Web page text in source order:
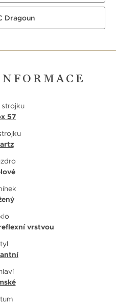
Dragoun
strojku
57
vrstvou